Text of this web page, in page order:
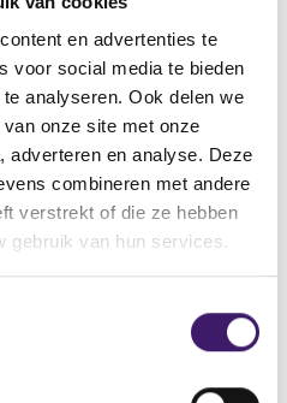
en advertenties te
voor social media te bieden
analyseren. Ook delen we
onze site met onze
adverteren en analyse. Deze
combineren met andere
verstrekt of die ze hebben
gebruik van hun services.
in te dienen bij bunq.
na het indienen van een
reactie. Deze gedragingen
die een klant van
“Een adequate en tijdige
essentieel voor het
Klanten moeten erop
serieus worden
toe dat instellingen hun
en dat zij hun processen